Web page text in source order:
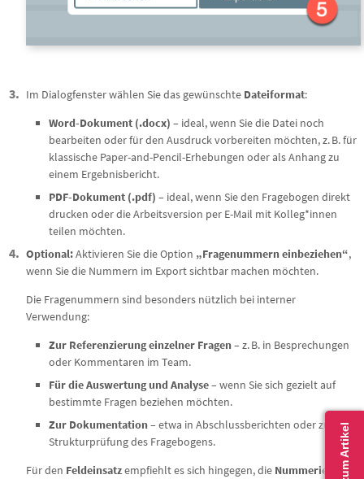
Im Dialogfenster wählen Sie das gewünschte Dateiformat:
Word-Dokument (.docx) – ideal, wenn Sie die Datei noch
bearbeiten oder für den Ausdruck vorbereiten möchten, z. B. für
klassische Paper-and-Pencil-Erhebungen oder als Anhang zu
einem Ergebnisbericht.
PDF-Dokument (.pdf) – ideal, wenn Sie den Fragebogen direkt
drucken oder die Arbeitsversion per E-Mail mit Kolleg*innen
teilen möchten.
Optional:Aktivieren Sie die Option „Fragenummern einbeziehen“,
wenn Sie die Nummern im Export sichtbar machen möchten.
Die Fragenummern sind besonders nützlich bei interner
Verwendung:
Zur Referenzierung einzelner Fragen– z. B. in Besprechungen
oder Kommentaren im Team.
Für die Auswertung und Analyse– wenn Sie sich gezielt auf
bestimmte Fragen beziehen möchten.
Zur Dokumentation– etwa in Abschlussberichten oder zur
Strukturprüfung des Fragebogens.
Für den Feldeinsatzempfiehlt es sich hingegen, die Nummerierung